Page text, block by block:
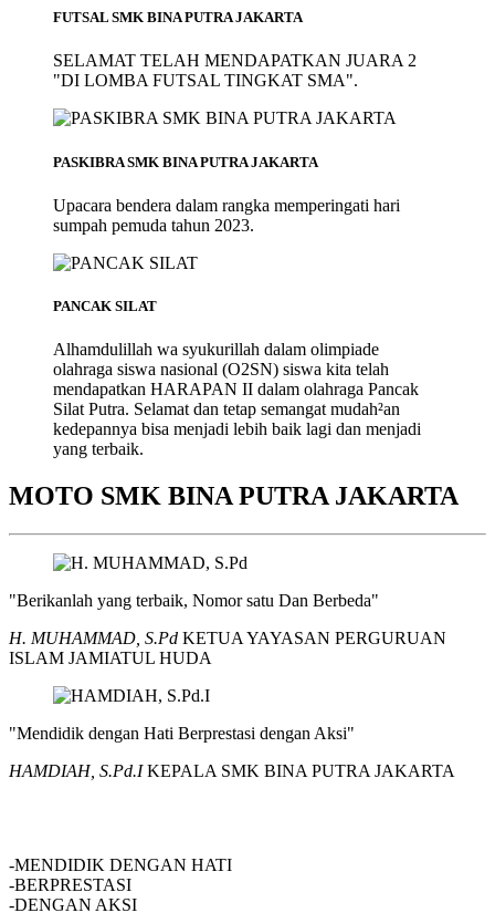
FUTSAL SMK BINA PUTRA JAKARTA
SELAMAT TELAH MENDAPATKAN JUARA 2
"DI LOMBA FUTSAL TINGKAT SMA".
PASKIBRA SMK BINA PUTRA JAKARTA
Upacara bendera dalam rangka memperingati hari
sumpah pemuda tahun 2023.
PANCAK SILAT
Alhamdulillah wa syukurillah dalam olimpiade
olahraga siswa nasional (O2SN) siswa kita telah
mendapatkan HARAPAN II dalam olahraga Pancak
Silat Putra. Selamat dan tetap semangat mudah²an
kedepannya bisa menjadi lebih baik lagi dan menjadi
yang terbaik.
MOTO SMK BINA PUTRA JAKARTA
"Berikanlah yang terbaik, Nomor satu Dan Berbeda"
H. MUHAMMAD, S.Pd KETUA YAYASAN PERGURUAN
ISLAM JAMIATUL HUDA
"Mendidik dengan Hati Berprestasi dengan Aksi"
HAMDIAH, S.Pd.IKEPALA SMK BINA PUTRA JAKARTA
-MENDIDIK DENGAN HATI
-BERPRESTASI
-DENGAN AKSI